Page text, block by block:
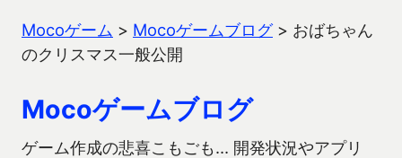
Mocoゲーム > Mocoゲームブログ> おばちゃん
のクリスマス一般公開
Mocoゲームブログ
ゲーム作成の悲喜こもごも… 開発状況やアプリ